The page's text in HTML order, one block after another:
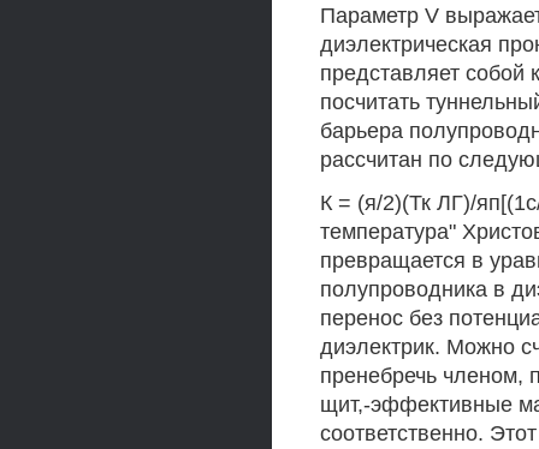
Параметр V
диэлектрическая
представляет
посчитать
барьера
рассчитан по
К = (я/2)(Тк ЛГ)/
температура"
превращается в
полупроводника в
перенос без
диэлектрик. Можно
пренебречь членом,
щит,-эффективные
соответственно.